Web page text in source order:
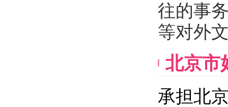
往的事
等对外
北京市
承担北